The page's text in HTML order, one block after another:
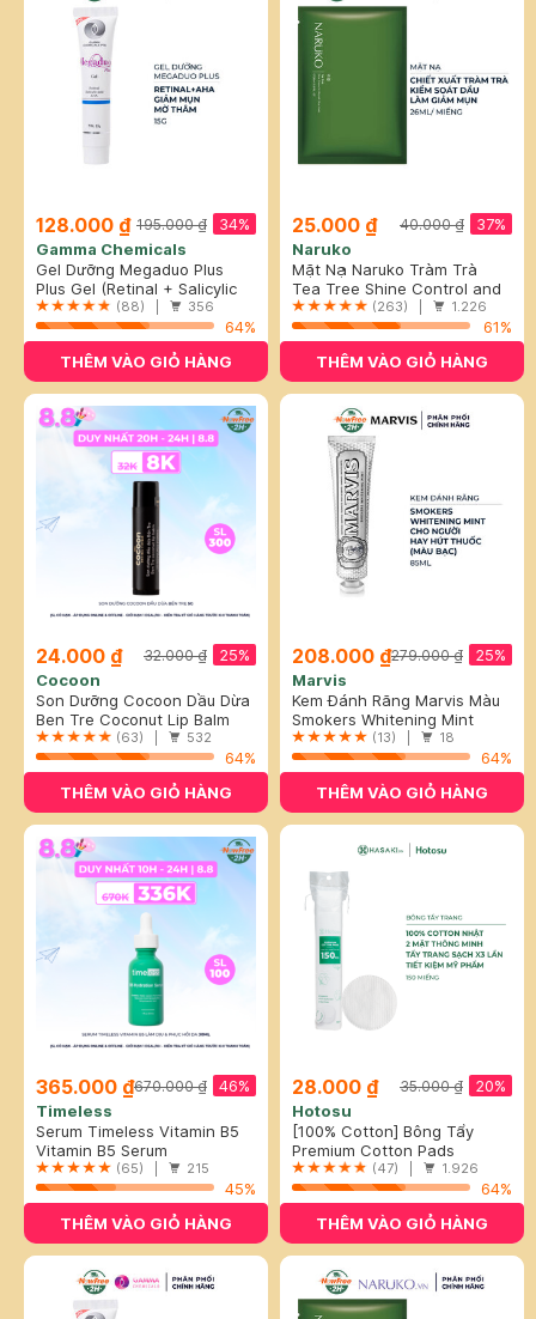
128.000 ₫ 34%
195.000 ₫
Gamma Chemicals
Gel Dưỡng Megaduo Plus
Giảm Mụn, Mờ Thâm 15g
Plus Gel (Retinal + Salicylic
Acid + AHA)(88) | 356
64%
THÊM VÀO GIỎ HÀNG
25.000 ₫ 37%
40.000 ₫
Naruko
Mặt Nạ Naruko Tràm Trà
Kiểm Soát Dầu Và Giảm Mụn
26ml
Tea Tree Shine Control and
Blemish Clear Mask
(263) | 1.226
61%
THÊM VÀO GIỎ HÀNG
24.000 ₫ 25%
32.000 ₫
Cocoon
Son Dưỡng Cocoon Dầu Dừa
Bến Tre 5g
Ben Tre Coconut Lip Balm
(63) | 532
64%
THÊM VÀO GIỎ HÀNG
208.000 ₫ 25%
279.000 ₫
Marvis
Kem Đánh Răng Marvis Màu
Bạc Cho Người Hút Thuốc
85ml
Smokers Whitening Mint
Toothpaste(13) | 18
64%
THÊM VÀO GIỎ HÀNG
365.000 ₫ 46%
670.000 ₫
Timeless
Serum Timeless Vitamin B5
Làm Dịu & Phục Hồi Da 30ml
Vitamin B5 Serum
(65) | 215
45%
THÊM VÀO GIỎ HÀNG
28.000 ₫ 20%
35.000 ₫
Hotosu
[100% Cotton] Bông Tẩy
Trang Hotosu Cao Cấp 150
Miếng
Premium Cotton Pads
(47) | 1.926
64%
THÊM VÀO GIỎ HÀNG